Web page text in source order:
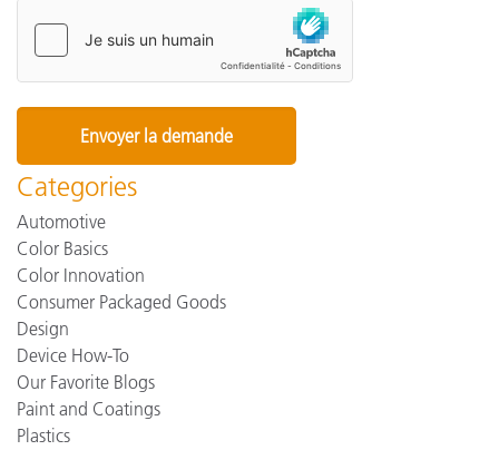
Categories
Automotive
Color Basics
Color Innovation
Consumer Packaged Goods
Design
Device How-To
Our Favorite Blogs
Paint and Coatings
Plastics